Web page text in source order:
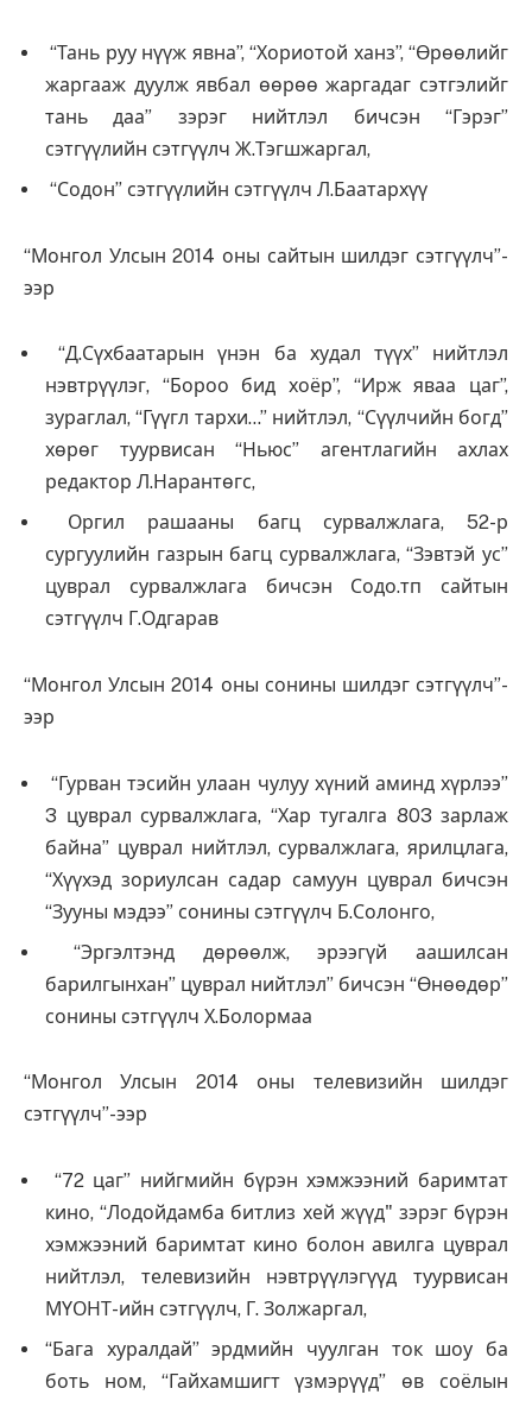
“Тань руу нүүж явна”, “Хориотой ханз”, “Өрөөлийг
жаргааж дуулж явбал өөрөө жаргадаг сэтгэлийг
тань даа” зэрэг нийтлэл бичсэн “Гэрэг”
сэтгүүлийн сэтгүүлч Ж.Тэгшжаргал,
“Содон” сэтгүүлийн сэтгүүлч Л.Баатархүү
“Монгол Улсын 2014 оны сайтын шилдэг сэтгүүлч”-
ээр
“Д.Сүхбаатарын үнэн ба худал түүх” нийтлэл
нэвтрүүлэг, “Бороо бид хоёр”, “Ирж яваа цаг”,
зураглал, “Гүүгл тархи…” нийтлэл, “Сүүлчийн богд”
хөрөг туурвисан “Ньюс” агентлагийн ахлах
редактор Л.Нарантөгс,
Оргил рашааны багц сурвалжлага, 52-р
сургуулийн газрын багц сурвалжлага, “Зэвтэй ус”
цуврал сурвалжлага бичсэн Содо.тп сайтын
сэтгүүлч Г.Одгарав
“Монгол Улсын 2014 оны сонины шилдэг сэтгүүлч”-
ээр
“Гурван тэсийн улаан чулуу хүний аминд хүрлээ”
3 цуврал сурвалжлага, “Хар тугалга 803 зарлаж
байна” цуврал нийтлэл, сурвалжлага, ярилцлага,
“Хүүхэд зориулсан садар самуун цуврал бичсэн
“Зууны мэдээ” сонины сэтгүүлч Б.Солонго,
“Эргэлтэнд дөрөөлж, эрээгүй аашилсан
барилгынхан” цуврал нийтлэл” бичсэн “Өнөөдөр”
сонины сэтгүүлч Х.Болормаа
“Монгол Улсын 2014 оны телевизийн шилдэг
сэтгүүлч”-ээр
“72 цаг” нийгмийн бүрэн хэмжээний баримтат
кино, “Лодойдамба битлиз хей жүүд" зэрэг бүрэн
хэмжээний баримтат кино болон авилга цуврал
нийтлэл, телевизийн нэвтрүүлэгүүд туурвисан
МҮОНТ-ийн сэтгүүлч, Г. Золжаргал,
“Бага хуралдай” эрдмийн чуулган ток шоу ба
боть ном, “Гайхамшигт үзмэрүүд” өв соёлын